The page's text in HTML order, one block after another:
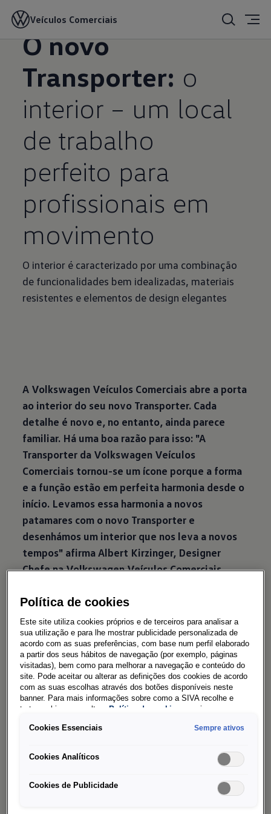
Veículos Comerciais
24/07/2024
O novo
Transporter: o
interior – um local
de trabalho
perfeito para
profissionais em
movimento
O interior é caracterizado por uma combinação
de funcionalidades bem idealizadas, materiais
resistentes e elementos de design elegantes
A Volkswagen Veículos Comerciais abre a porta
ao interior do seu novo Transporter. Cada
detalhe é novo e, no entanto, ainda parece
familiar. Há uma boa razão para isso: "A
Transporter da Volkswagen Veículos
Comerciais tornou-se um ícone porque a forma
e a função estão em perfeita harmonia desde o
início. Levamos essa harmonia a novos
patamares com o novo Transporter e
desenhámos um interior que nos leva a novos
tempos" afirma Albert Kirzinger, Designer
Chefe na Volkswagen Veículos Comerciais.
qualidade da nossa nova geração Transporter
combina consistentemente funcionalidades
bem pensadas, materiais duráveis e elementos
de design elegantes."
Projetada para a máxima eficiência.
Os técnicos da marca focaram-se em maximizar
a facilidade de utilização do interior. O Designer
tem um cockpit visualmente harmonioso. O que
vale a pena notar aqui é que intencionalmente
complementámos ou combinámos a vasta gama
Política de cookies
Este site utiliza cookies próprios e de terceiros para analisar a
sua utilização e para lhe mostrar publicidade personalizada de
acordo com as suas preferências, com base num perfil elaborado
a partir dos seus hábitos de navegação (por exemplo, páginas
visitadas), bem como para melhorar a navegação e conteúdo do
site. Pode aceitar ou alterar as definições dos cookies de acordo
com as suas escolhas através dos botões disponíveis neste
banner. Para mais informações sobre como a SIVA recolhe e
trata cookies, consulte aPolítica de cookies em vigor.
Cookies Essenciais Sempre ativos
Cookies Analíticos
Cookies de Publicidade